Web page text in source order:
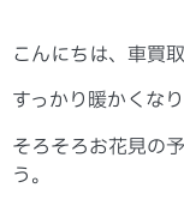
こんにちは、車買
すっかり暖かくなり
そろそろお花見の
う。